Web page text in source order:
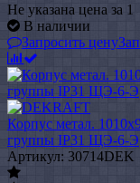
Не указана цена за 1
В наличии
Запросить цену
Корпус метал.
группы IP31 ЩЭ-6-Э
Артикул: 30714DEK